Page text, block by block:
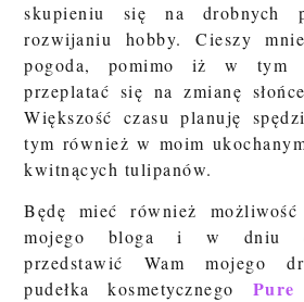
skupieniu się na drobnych
rozwijaniu hobby. Cieszy
pogoda, pomimo iż w tym
przeplatać się na zmianę
Większość czasu planuję
tym również w moim
kwitnących tulipanów.
Będę mieć również
mojego bloga i w dniu
przedstawić Wam mojego
pudełka kosmetycznego